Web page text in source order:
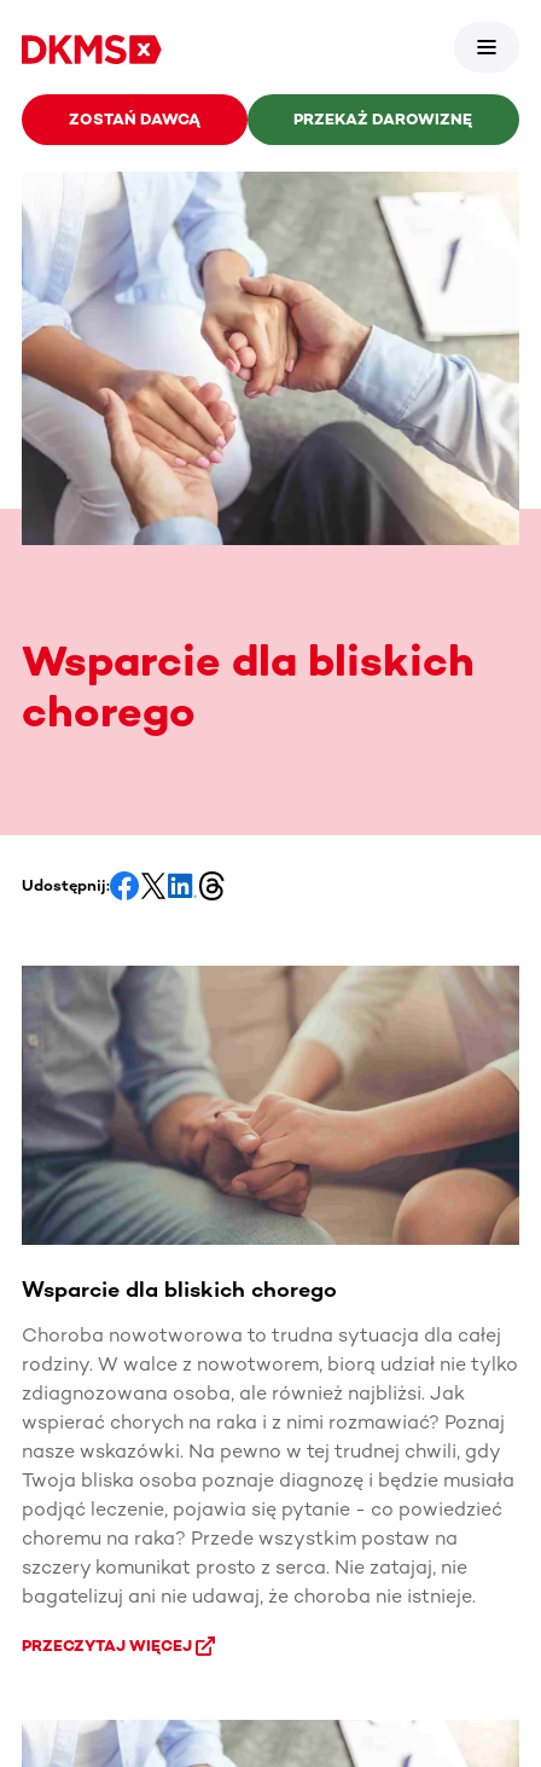
ZOSTAŃ DAWCĄ PRZEKAŻ DAROWIZNĘ
Wsparcie dla bliskich
chorego
Udostępnij:
Wsparcie dla bliskich chorego
Choroba nowotworowa to trudna sytuacja dla całej
rodziny. W walce z nowotworem, biorą udział nie tylko
zdiagnozowana osoba, ale również najbliżsi. Jak
wspierać chorych na raka i z nimi rozmawiać? Poznaj
nasze wskazówki. Na pewno w tej trudnej chwili, gdy
Twoja bliska osoba poznaje diagnozę i będzie musiała
podjąć leczenie, pojawia się pytanie - co powiedzieć
choremu na raka? Przede wszystkim postaw na
szczery komunikat prosto z serca. Nie zatajaj, nie
bagatelizuj ani nie udawaj, że choroba nie istnieje.
PRZECZYTAJ WIĘCEJ